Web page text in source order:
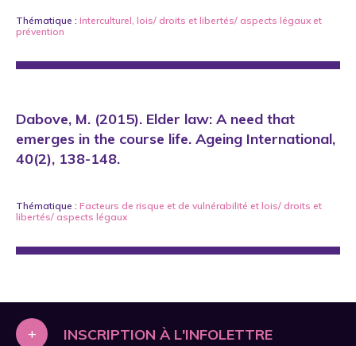
Thématique : Interculturel, lois/ droits et libertés/ aspects légaux et
prévention
Dabove, M. (2015). Elder law: A need that
emerges in the course life. Ageing International,
40(2), 138-148.
Thématique : Facteurs de risque et de vulnérabilité et lois/ droits et
libertés/ aspects légaux
+ INSCRIPTION À L'INFOLETTRE